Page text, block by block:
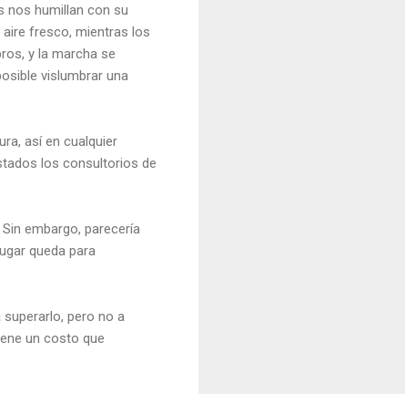
nos humillan con su
fresco, mientras los
y la marcha se
vislumbrar una
así en cualquier
los consultorios de
embargo, parecería
queda para
pero no a
un costo que